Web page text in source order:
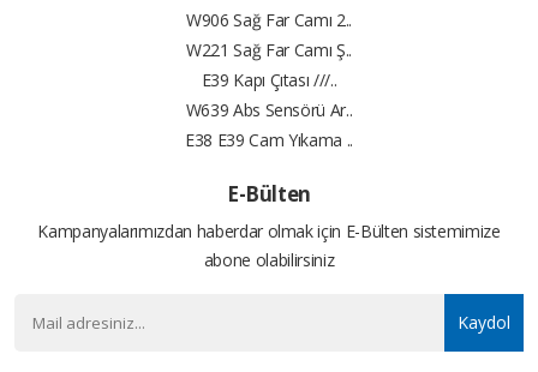
W906 Sağ Far Camı 2..
W221 Sağ Far Camı Ş..
E39 Kapı Çıtası ///..
W639 Abs Sensörü Ar..
E38 E39 Cam Yıkama ..
E-Bülten
Kampanyalarımızdan haberdar olmak için E-Bülten sistemimize
abone olabilirsiniz
Kaydol